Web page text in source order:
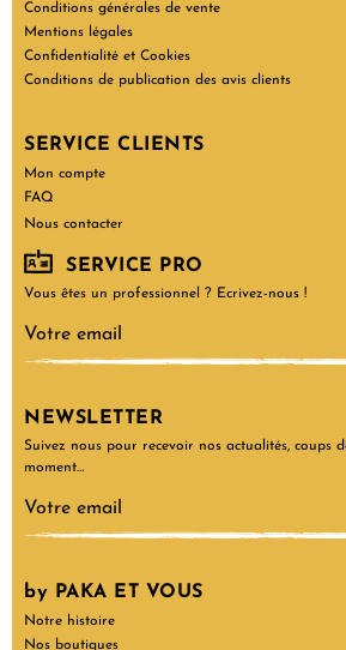
Conditions générales de vente
Mentions légales
Confidentialité et Cookies
Conditions de publication des avis clients
SERVICE CLIENTS
Mon compte
FAQ
Nous contacter
SERVICE PRO
Vous êtes un professionnel ? Ecrivez-nous !
NEWSLETTER
Suivez nous pour recevoir nos actualités, coups
moment…
by PAKA ET VOUS
Notre histoire
Nos boutiques